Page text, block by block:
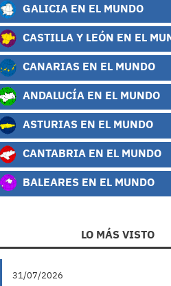
GALICIA EN EL MUNDO
CASTILLA Y LEÓN EN EL
CANARIAS EN EL MUNDO
ANDALUCÍA EN EL MUNDO
ASTURIAS EN EL MUNDO
CANTABRIA EN EL MUNDO
BALEARES EN EL MUNDO
LO MÁS VISTO
31/07/2026